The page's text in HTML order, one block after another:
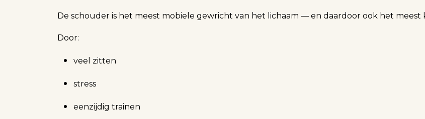
De schouder is het meest mobiele gewricht van het lichaam — en daardoor ook het meest
Door:
veel zitten
stress
eenzijdig trainen